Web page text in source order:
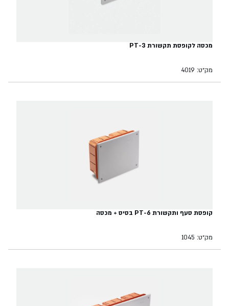
מכסה לקופסת תקשורת PT-3
מק״ט: 4019
קופסת סעף ותקשורת PT-6 בסיס + מכסה
מק״ט: 1045